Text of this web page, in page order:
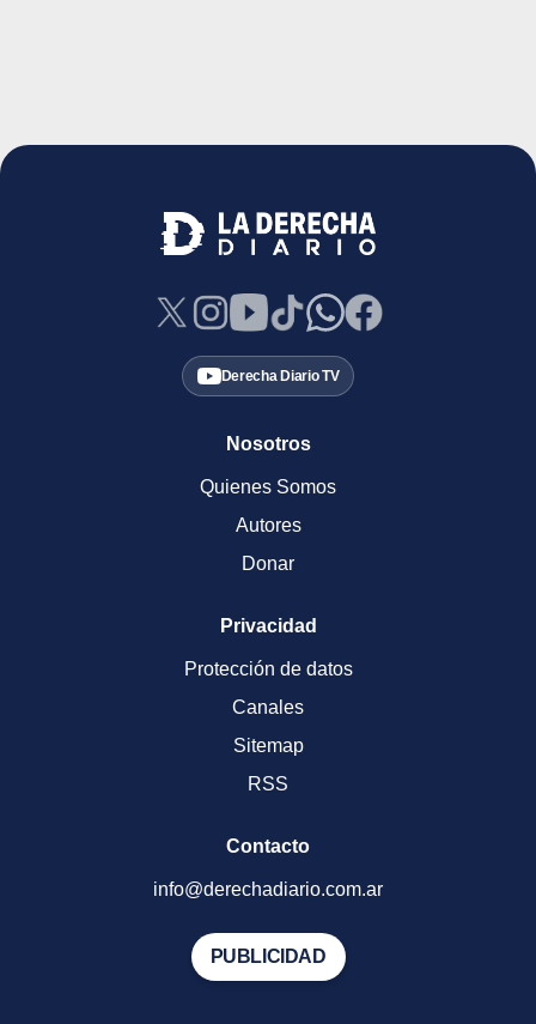
Derecha Diario TV
Nosotros
Quienes Somos
Autores
Donar
Privacidad
Protección de datos
Canales
Sitemap
RSS
Contacto
info@derechadiario.com.ar
PUBLICIDAD